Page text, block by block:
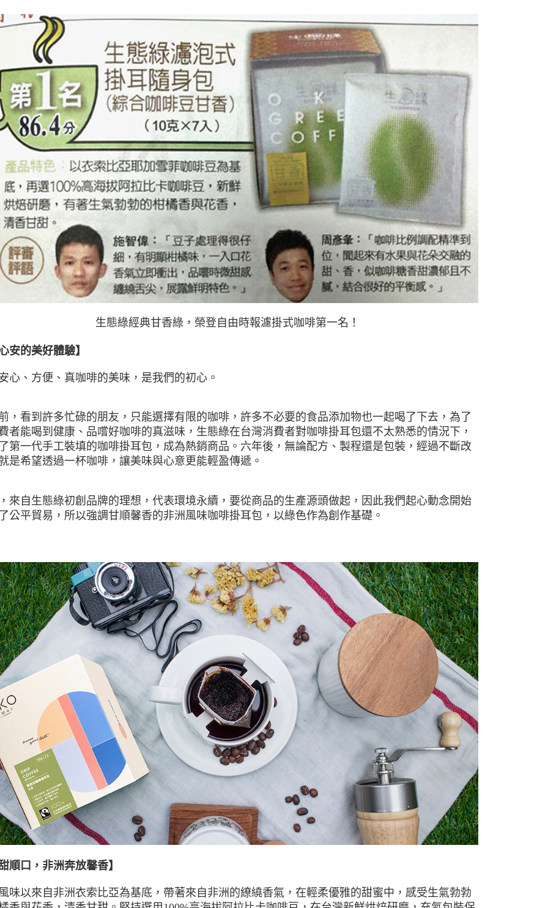
​生態綠經典甘香綠，榮登自由時報濾掛式咖啡第一名！
安的美好體驗】
心、方便、真咖啡的美味，是我們的初心。
，看到許多忙碌的朋友，只能選擇有限的咖啡，許多不必要的食品添加物也一起喝了下去，為了
者能喝到健康、品嚐好咖啡的真滋味，生態綠在台灣消費者對咖啡掛耳包還不太熟悉的情況下，
第一代手工裝填的咖啡掛耳包，成為熱銷商品。六年後，無論配方、製程還是包裝，經過不斷改
是希望透過一杯咖啡，讓美味與心意更能輕盈傳遞。
來自生態綠初創品牌的理想，代表環境永續，要從商品的生產源頭做起，因此我們起心動念開始
公平貿易，所以強調甘順馨香的非洲風味咖啡掛耳包，以綠色作為創作基礎。
順口，非洲奔放馨香】
味以來自非洲衣索比亞為基底，帶著來自非洲的繚繞香氣，在輕柔優雅的甜蜜中，感受生氣勃勃